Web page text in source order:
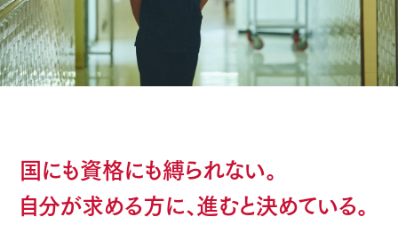
国にも資格にも縛られない。
自分が求める方に、進むと決めている。